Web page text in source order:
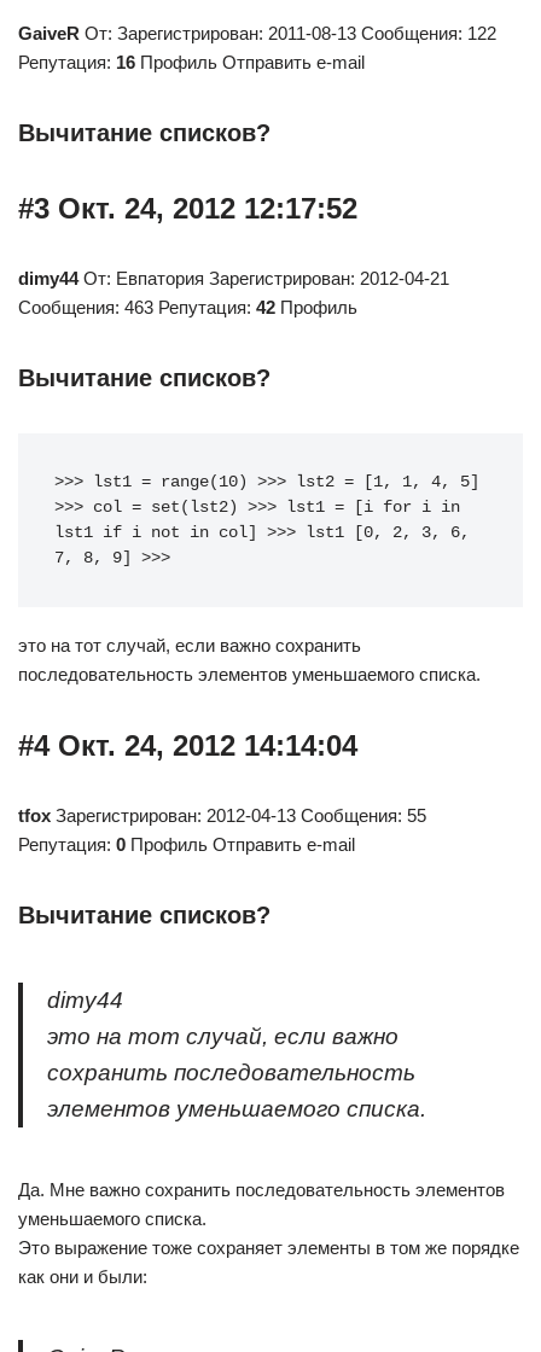
GaiveR От: Зарегистрирован: 2011-08-13 Сообщения: 122
Репутация: 16 Профиль Отправить e-mail
Вычитание списков?
#3 Окт. 24, 2012 12:17:52
dimy44От: Евпатория Зарегистрирован: 2012-04-21
Сообщения: 463 Репутация: 42 Профиль
Вычитание списков?
>>> lst1 = range( 10) >>> lst2 = [1, 1, 4, 5]
>>> col = set ( lst2) >>> lst1 = [i for i in
lst1 if i not in col] >>> lst1 [0, 2, 3, 6,
7, 8, 9] >>>
это на тот случай, если важно сохранить
последовательность элементов уменьшаемого списка.
#4 Окт. 24, 2012 14:14:04
tfox Зарегистрирован: 2012-04-13 Сообщения: 55
Репутация: 0 Профиль Отправить e-mail
Вычитание списков?
dimy44
это на тот случай, если важно
сохранить последовательность
элементов уменьшаемого списка.
Да. Мне важно сохранить последовательность элементов
уменьшаемого списка.
Это выражение тоже сохраняет элементы в том же порядке
как они и были: